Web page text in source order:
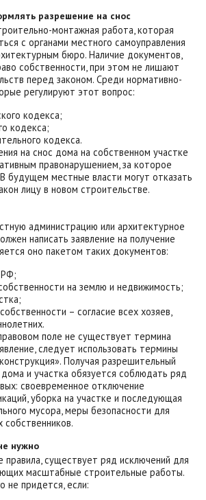
разрешение на снос
монтажная работа, которая
с органами местного самоуправления
бюро. Наличие документов,
собственности, при этом не лишают
перед законом. Среди нормативно-
регулируют этот вопрос:
кодекса;
кодекса;
кодекса.
на снос дома на собственном участке
правонарушением, за которое
В будущем местные власти могут отказать
лицу в новом строительстве.
администрацию или архитектурное
написать заявление на получение
оно пакетом таких документов:
РФ;
на землю и недвижимость;
– согласие всех хозяев,
поле не существует термина
следует использовать термины
Получая разрешительный
и участка обязуется соблюдать ряд
своевременное отключение
уборка на участке и последующая
мусора, меры безопасности для
собственников.
нужно
правила, существует ряд исключений для
масштабные строительные работы.
не придется, если: